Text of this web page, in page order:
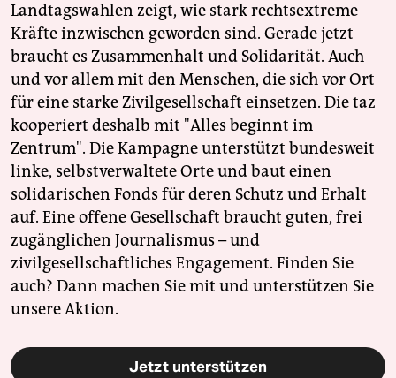
Landtagswahlen zeigt, wie stark rechtsextreme
Kräfte inzwischen geworden sind. Gerade jetzt
braucht es Zusammenhalt und Solidarität. Auch
und vor allem mit den Menschen, die sich vor Ort
für eine starke Zivilgesellschaft einsetzen. Die taz
kooperiert deshalb mit "Alles beginnt im
Zentrum". Die Kampagne unterstützt bundesweit
linke, selbstverwaltete Orte und baut einen
solidarischen Fonds für deren Schutz und Erhalt
auf. Eine offene Gesellschaft braucht guten, frei
zugänglichen Journalismus – und
zivilgesellschaftliches Engagement. Finden Sie
auch? Dann machen Sie mit und unterstützen Sie
unsere Aktion.
Jetzt unterstützen